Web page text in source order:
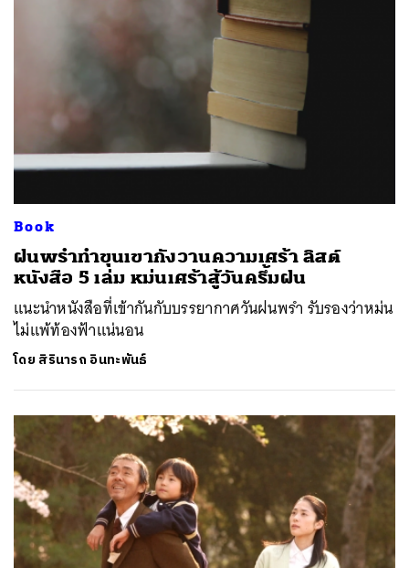
Book
ฝนพรำทำขุนเขากังวานความเศร้า ลิสต์
หนังสือ 5 เล่ม หม่นเศร้าสู้วันครึ้มฝน
แนะนำหนังสือที่เข้ากันกับบรรยากาศวันฝนพรำ รับรองว่าหม่น
ไม่แพ้ท้องฟ้าแน่นอน
โดย สิรินารถ อินทะพันธ์